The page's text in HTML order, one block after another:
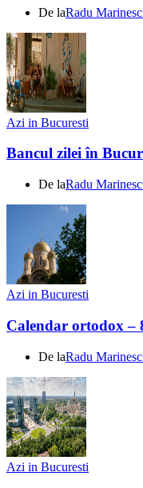
De laRadu
Azi in Bucuresti
Bancul zilei în
De laRadu
Azi in Bucuresti
Calendar ortodox –
De laRadu
Azi in Bucuresti